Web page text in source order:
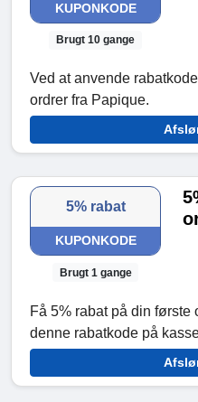
KUPONKODE
Brugt 10 gange
Ved at anvende
ordrer fra Papique.
5% rabat
KUPONKODE
Brugt 1 gange
Få 5% rabat på din første
denne rabatkode på